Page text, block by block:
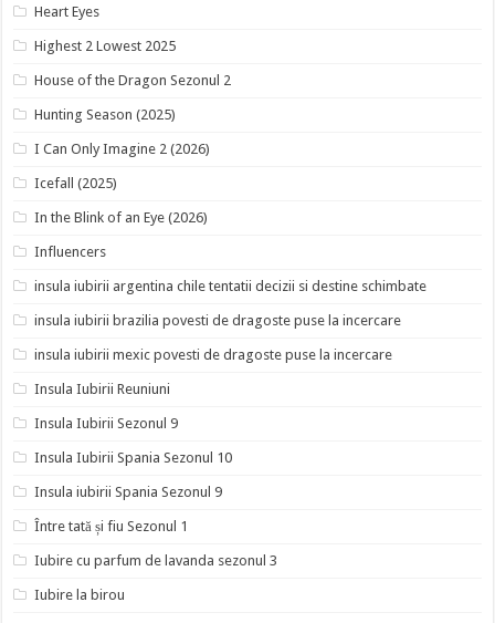
Heart Eyes
Highest 2 Lowest 2025
House of the Dragon Sezonul 2
Hunting Season (2025)
I Can Only Imagine 2 (2026)
Icefall (2025)
In the Blink of an Eye (2026)
Influencers
insula iubirii argentina chile tentatii decizii si destine schimbate
insula iubirii brazilia povesti de dragoste puse la incercare
insula iubirii mexic povesti de dragoste puse la incercare
Insula Iubirii Reuniuni
Insula Iubirii Sezonul 9
Insula Iubirii Spania Sezonul 10
Insula iubirii Spania Sezonul 9
Între tată și fiu Sezonul 1
Iubire cu parfum de lavanda sezonul 3
Iubire la birou